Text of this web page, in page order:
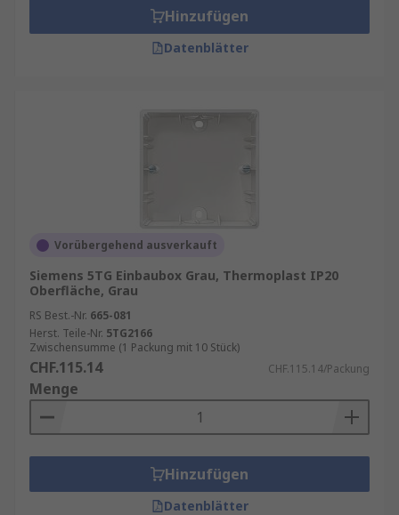
Hinzufügen
Datenblätter
Vorübergehend ausverkauft
Siemens 5TG Einbaubox Grau, Thermoplast IP20
Oberfläche, Grau
RS Best.-Nr. 665-081
Herst. Teile-Nr. 5TG2166
Zwischensumme (1 Packung mit 10 Stück)
CHF.115.14 CHF.115.14/Packung
Menge
Hinzufügen
Datenblätter